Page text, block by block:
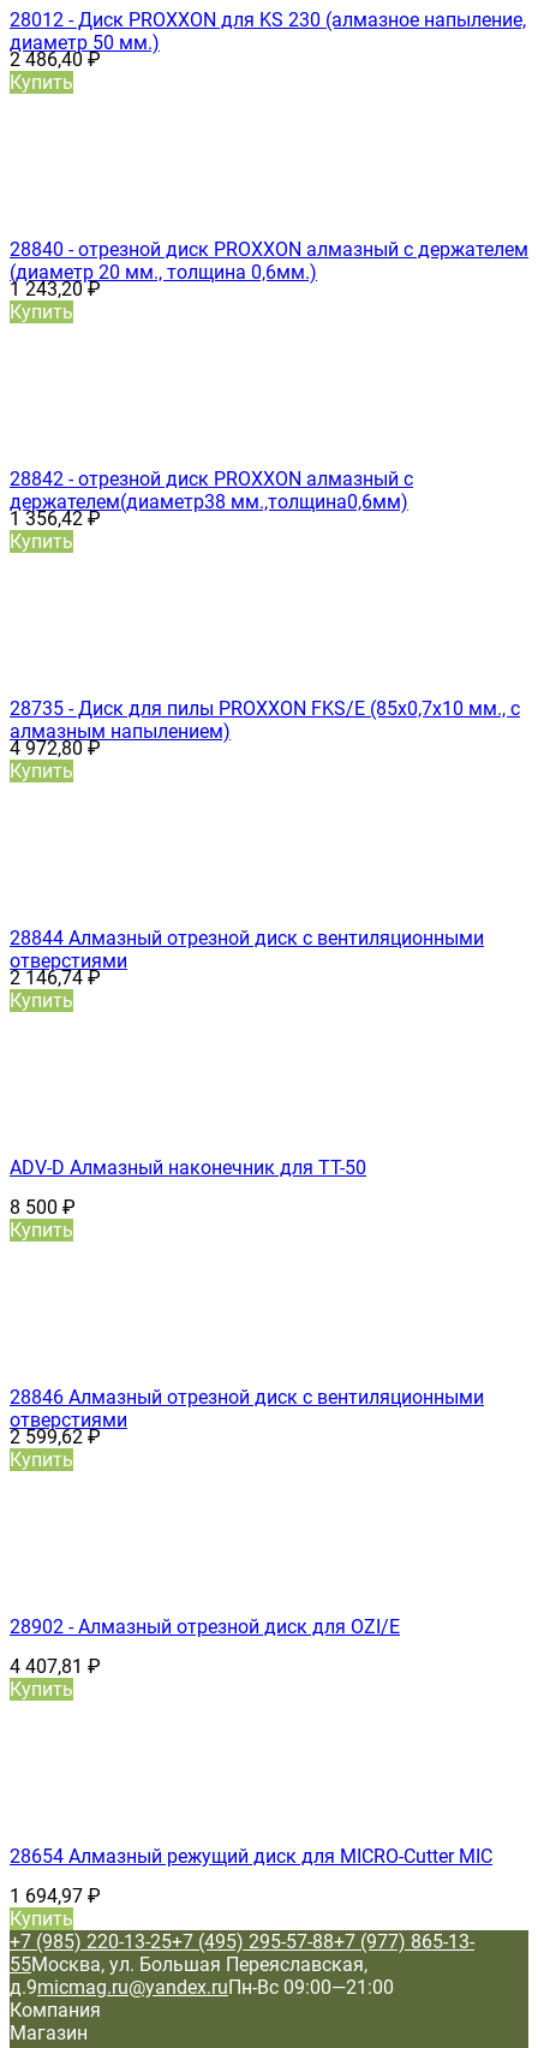
28012 - Диск PROXXON для KS 230 (алмазное напыление,
диаметр 50 мм.)
2 486,40₽
Купить
28840 - отрезной диск PROXXON алмазный с держателем
(диаметр 20 мм., толщина 0,6мм.)
1 243,20₽
Купить
28842 - отрезной диск PROXXON алмазный с
держателем(диаметр38 мм.,толщина0,6мм)
1 356,42₽
Купить
28735 - Диск для пилы PROXXON FKS/E (85х0,7х10 мм., с
алмазным напылением)
4 972,80₽
Купить
28844 Алмазный отрезной диск с вентиляционными
отверстиями
2 146,74₽
Купить
ADV-D Алмазный наконечник для TT-50
8 500 ₽
Купить
28846 Алмазный отрезной диск с вентиляционными
отверстиями
2 599,62₽
Купить
28902 - Алмазный отрезной диск для OZI/E
4 407,81 ₽
Купить
28654 Алмазный режущий диск для MICRO-Cutter MIC
1 694,97 ₽
Купить
+7 (985) 220-13-25+7 (495) 295-57-88+7 (977) 865-13-
55Москва, ул. Большая Переяславская,
д.9micmag.ru@yandex.ruПн-Вс 09:00—21:00
Компания
Магазин